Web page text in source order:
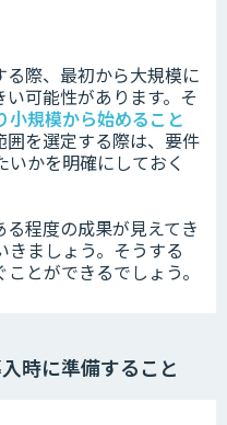
際、 最初から大規模に
い可能性があります。そ
小規模から始めること
囲を選定する際は、要件
いかを明確にしておく
程度の成果が見えてき
ましょう。 そうする
とができるでしょう。
時に準備すること